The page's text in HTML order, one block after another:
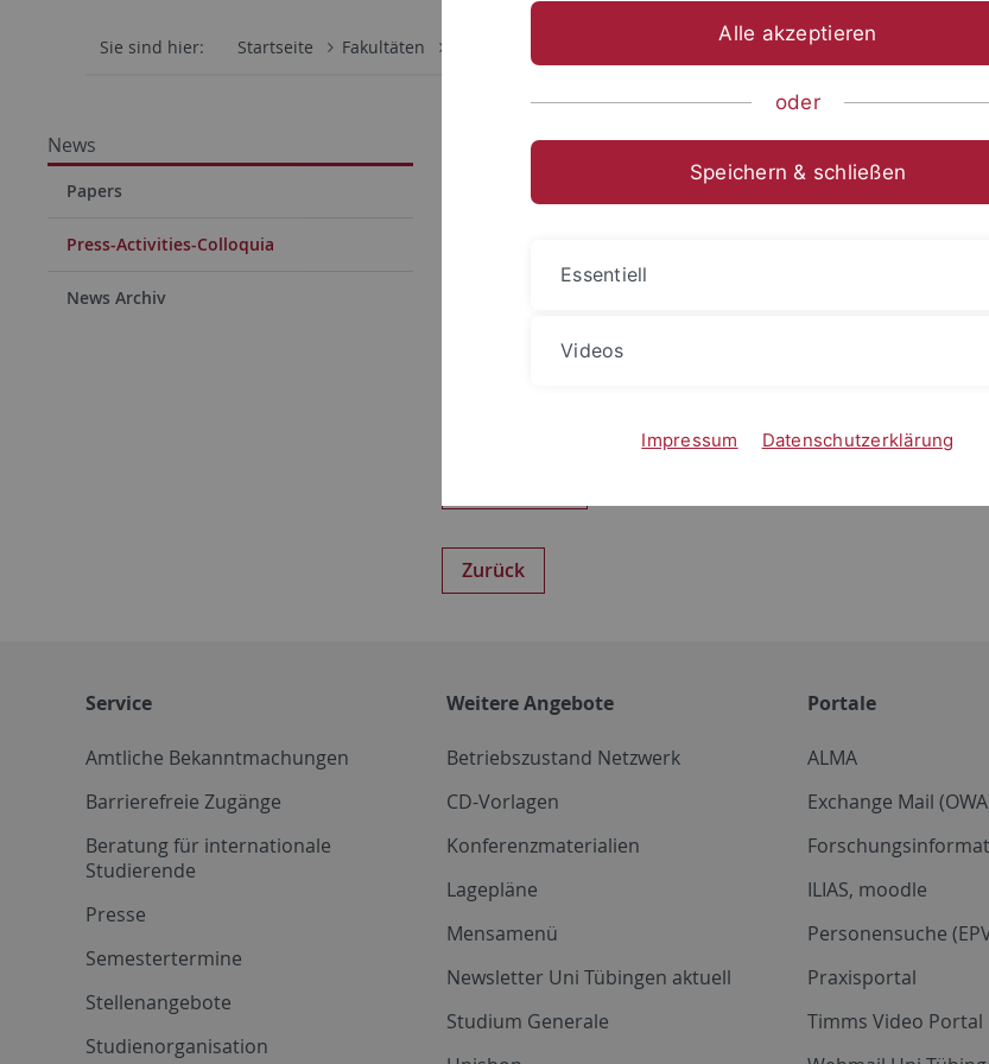
Sie sind hier: Startseite Fakultäten Mathematisch-Naturwissenschaftliche Fakultät Fachbereiche
News
Papers
Press-Activities-Colloquia
News Archiv
ZMBP NEWS
Mangelsen E, Wanke D, Kilian
C (2010).
Diurnal gene regulation in developing
of light, sugar and amino acid supply. Plant
Zurück
Service
Amtliche Bekanntmachungen
Barrierefreie Zugänge
Beratung für internationale
Studierende
Presse
Semestertermine
Stellenangebote
Studienorganisation
Weitere Angebote
Betriebszustand Netzwerk
CD-Vorlagen
Konferenzmaterialien
Lagepläne
Mensamenü
Newsletter Uni Tübingen aktuell
Studium Generale
Portale
ALMA
Exchange Mail
ILIAS, moodle
Personensuche
Praxisportal
Timms Video Portal
Alle akzeptieren
oder
Speichern & schließen
Essentiell
Videos
Impressum Datenschutzerklärung